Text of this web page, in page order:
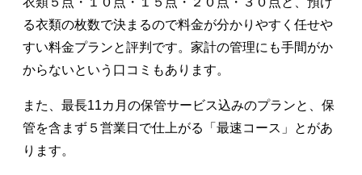
る衣類の枚数で決まるので料金が分かりやすく任せや
すい料金プランと評判です。家計の管理にも手間がか
からないという口コミもあります。
また、最長11カ月の保管サービス込みのプランと、保
管を含まず５営業日で仕上がる「最速コース」とがあ
ります。